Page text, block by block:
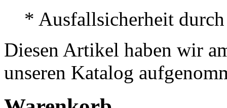
* Ausfallsicherheit durch
Diesen Artikel haben wir
unseren Katalog